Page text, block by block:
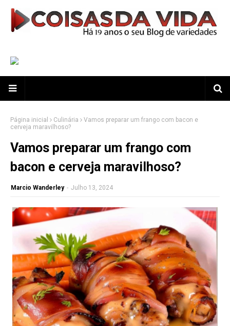
Página inicial Culinária
Vamos preparar um frango com bacon e
cerveja maravilhoso?
Vamos preparar um frango com
bacon e cerveja maravilhoso?
Marcio Wanderley - Julho 13, 2024